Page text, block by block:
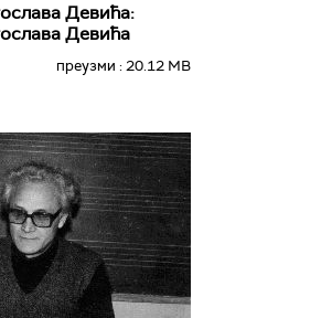
Девића:
Девића
преузми : 20.12 MB